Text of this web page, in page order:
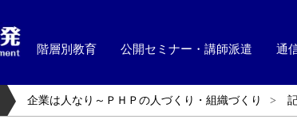
階層別教育 公開セミナー・講師派遣 通
企業は人なり～ＰＨＰの人づくり・組織づくり